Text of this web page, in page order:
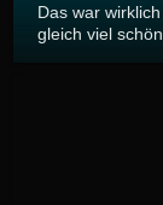
Das war
gleich viel